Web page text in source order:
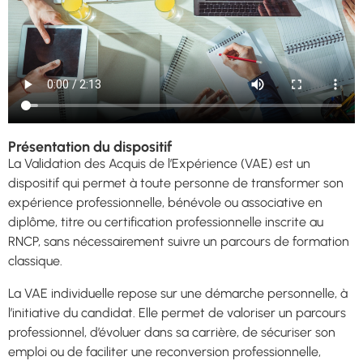
Présentation du dispositif
La Validation des Acquis de l’Expérience (VAE) est un
dispositif qui permet à toute personne de transformer son
expérience professionnelle, bénévole ou associative en
diplôme, titre ou certification professionnelle inscrite au
RNCP, sans nécessairement suivre un parcours de formation
classique.
La VAE individuelle repose sur une démarche personnelle, à
l’initiative du candidat. Elle permet de valoriser un parcours
professionnel, d’évoluer dans sa carrière, de sécuriser son
emploi ou de faciliter une reconversion professionnelle,